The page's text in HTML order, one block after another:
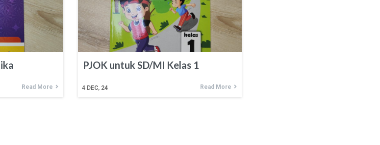
Read More
PJOK untuk SD/MI Kelas 1
4 DEC, 24 Read More